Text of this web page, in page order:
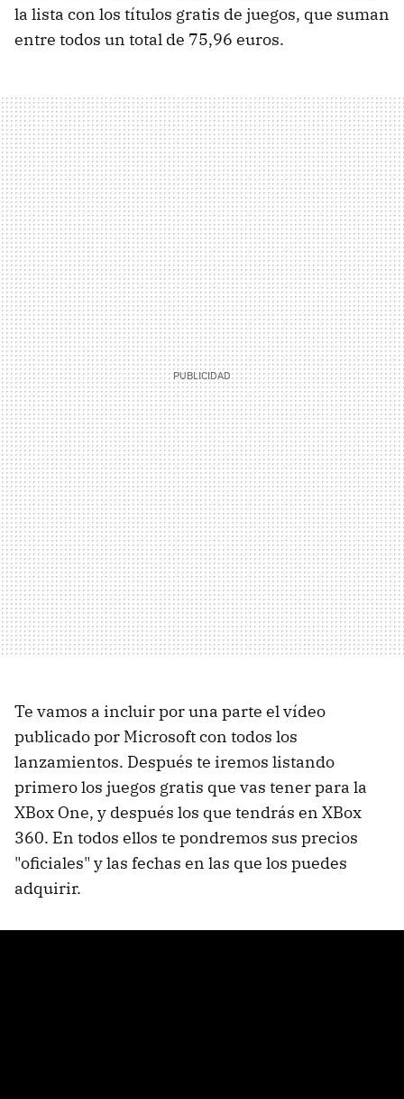
la lista con los títulos gratis de juegos, que suman
entre todos un total de 75,96 euros.
Te vamos a incluir por una parte el vídeo
publicado por Microsoft con todos los
lanzamientos. Después te iremos listando
primero los juegos gratis que vas tener para la
XBox One, y después los que tendrás en XBox
360. En todos ellos te pondremos sus precios
"oficiales" y las fechas en las que los puedes
adquirir.